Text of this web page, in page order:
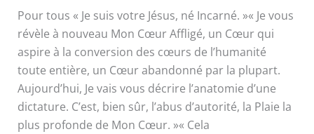
Pour tous « Je suis votre Jésus, né Incarné. »« Je vous
révèle à nouveau Mon Cœur Affligé, un Cœur qui
aspire à la conversion des cœurs de l’humanité
toute entière, un Cœur abandonné par la plupart.
Aujourd’hui, Je vais vous décrire l’anatomie d’une
dictature. C’est, bien sûr, l’abus d’autorité, la Plaie la
plus profonde de Mon Cœur. »« Cela